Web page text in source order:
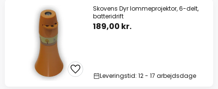
Skovens Dyr lommeprojektor, 6-delt,
batteridrift
189,00 kr.
Leveringstid: 12 - 17 arbejdsdage